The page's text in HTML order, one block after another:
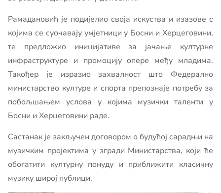
Рамадановић је подијелио своја искуства и изазове с
којима се суочавају умјетници у Босни и Херцеговини,
те предложио иницијативе за јачање културне
инфраструктуре и промоцију опере међу младима.
Такођер је изразио захвалност што Федерално
министарство културе и спорта препознаје потребу за
побољшањем услова у којима музички таленти у
Босни и Херцеговини раде.
Састанак је закључен договором о будућој сарадњи на
музичким пројектима у згради Министарства, који ће
обогатити културну понуду и приближити класичну
музику широј публици.